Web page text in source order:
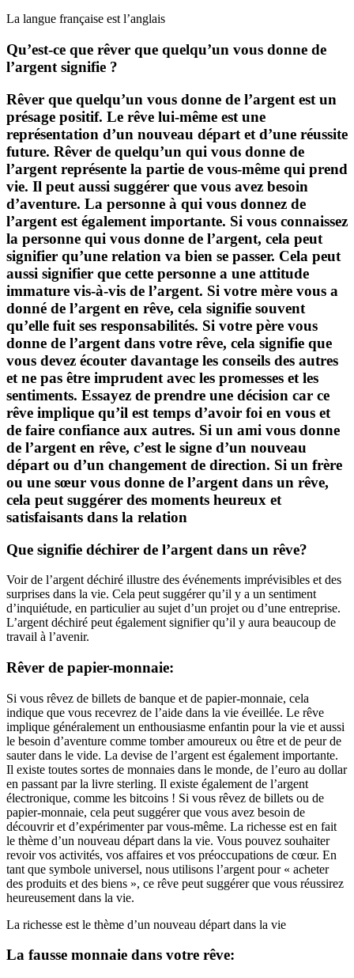
La langue française est l’anglais
Qu’est-ce que rêver que quelqu’un vous donne de
l’argent signifie ?
Rêver que quelqu’un vous donne de l’argent est un
présage positif. Le rêve lui-même est une
représentation d’un nouveau départ et d’une réussite
future. Rêver de quelqu’un qui vous donne de
l’argent représente la partie de vous-même qui prend
vie. Il peut aussi suggérer que vous avez besoin
d’aventure. La personne à qui vous donnez de
l’argent est également importante. Si vous connaissez
la personne qui vous donne de l’argent, cela peut
signifier qu’une relation va bien se passer. Cela peut
aussi signifier que cette personne a une attitude
immature vis-à-vis de l’argent. Si votre mère vous a
donné de l’argent en rêve, cela signifie souvent
qu’elle fuit ses responsabilités. Si votre père vous
donne de l’argent dans votre rêve, cela signifie que
vous devez écouter davantage les conseils des autres
et ne pas être imprudent avec les promesses et les
sentiments. Essayez de prendre une décision car ce
rêve implique qu’il est temps d’avoir foi en vous et
de faire confiance aux autres. Si un ami vous donne
de l’argent en rêve, c’est le signe d’un nouveau
départ ou d’un changement de direction. Si un frère
ou une sœur vous donne de l’argent dans un rêve,
cela peut suggérer des moments heureux et
satisfaisants dans la relation
Que signifie déchirer de l’argent dans un rêve?
Voir de l’argent déchiré illustre des événements imprévisibles et des
surprises dans la vie. Cela peut suggérer qu’il y a un sentiment
d’inquiétude, en particulier au sujet d’un projet ou d’une entreprise.
L’argent déchiré peut également signifier qu’il y aura beaucoup de
travail à l’avenir.
Rêver de papier-monnaie:
Si vous rêvez de billets de banque et de papier-monnaie, cela
indique que vous recevrez de l’aide dans la vie éveillée. Le rêve
implique généralement un enthousiasme enfantin pour la vie et aussi
le besoin d’aventure comme tomber amoureux ou être et de peur de
sauter dans le vide. La devise de l’argent est également importante.
Il existe toutes sortes de monnaies dans le monde, de l’euro au dollar
en passant par la livre sterling. Il existe également de l’argent
électronique, comme les bitcoins ! Si vous rêvez de billets ou de
papier-monnaie, cela peut suggérer que vous avez besoin de
découvrir et d’expérimenter par vous-même. La richesse est en fait
le thème d’un nouveau départ dans la vie. Vous pouvez souhaiter
revoir vos activités, vos affaires et vos préoccupations de cœur. En
tant que symbole universel, nous utilisons l’argent pour « acheter
des produits et des biens », ce rêve peut suggérer que vous réussirez
heureusement dans la vie.
La richesse est le thème d’un nouveau départ dans la vie
La fausse monnaie dans votre rêve: